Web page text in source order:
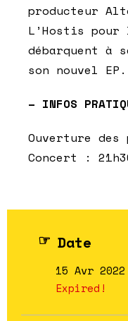
producteur
L’Hostis
débarquent à
son nouvel
– INFOS
Ouverture
Concert :
Date
15 Avr 2022
Expired!